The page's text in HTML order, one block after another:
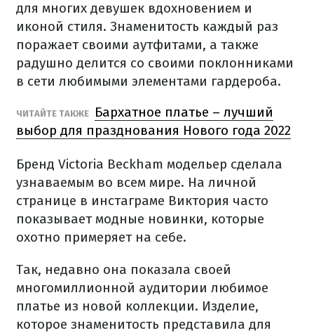
для многих девушек вдохновением и
иконой стиля. Знаменитость каждый раз
поражает своими аутфитами, а также
радушно делится со своими поклонниками
в сети любимыми элементами гардероба.
ЧИТАЙТЕ ТАКЖЕ
Бархатное платье – лучший
выбор для празднования Нового года 2022
Бренд Victoria Beckham модельер сделала
узнаваемым во всем мире. На личной
странице в инстаграме Виктория часто
показывает модные новинки, которые
охотно примеряет на себе.
Так, недавно она показала своей
многомиллионной аудитории любимое
платье из новой коллекции. Изделие,
которое знаменитость представила для